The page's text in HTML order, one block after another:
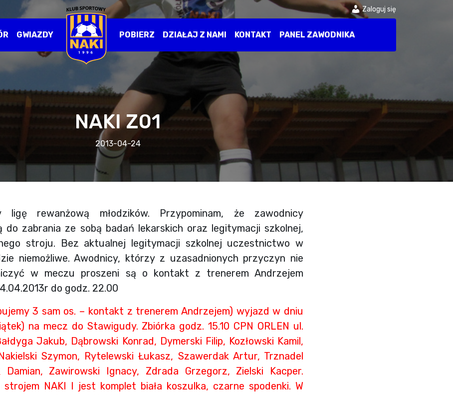
Zaloguj się
GWIAZDY POBIERZ DZIAŁAJ Z NAMI KONTAKT PANEL ZAWODNIKA
NAKI Z01
2013-04-24
ligę rewanżową młodzików. Przypominam, że zawodnicy
do zabrania ze sobą badań lekarskich oraz legitymacji szkolnej,
stroju. Bez aktualnej legitymacji szkolnej uczestnictwo w
niemożliwe. Awodnicy, którzy z uzasadnionych przyczyn nie
w meczu proszeni są o kontakt z trenerem Andrzejem
do godz. 22.00
3 sam os. – kontakt z trenerem Andrzejem) wyjazd w dniu
na mecz do Stawigudy. Zbiórka godz. 15.10 CPN ORLEN ul.
Jakub, Dąbrowski Konrad, Dymerski Filip, Kozłowski Kamil,
Szymon, Rytelewski Łukasz, Szawerdak Artur, Trznadel
Damian, Zawirowski Ignacy, Zdrada Grzegorz, Zielski Kacper.
strojem NAKI I jest komplet biała koszulka, czarne spodenki. W